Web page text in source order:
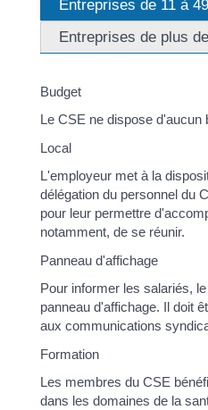
Entreprises de 11 à
Entreprises de plus
Budget
Le CSE ne dispose d'aucun
Local
L'employeur met à la
délégation du personnel du
pour leur permettre
notamment, de se réunir.
Panneau d'affichage
Pour informer les salariés,
panneau d'affichage. Il doit
aux communications
Formation
Les membres du CSE
dans les domaines de la